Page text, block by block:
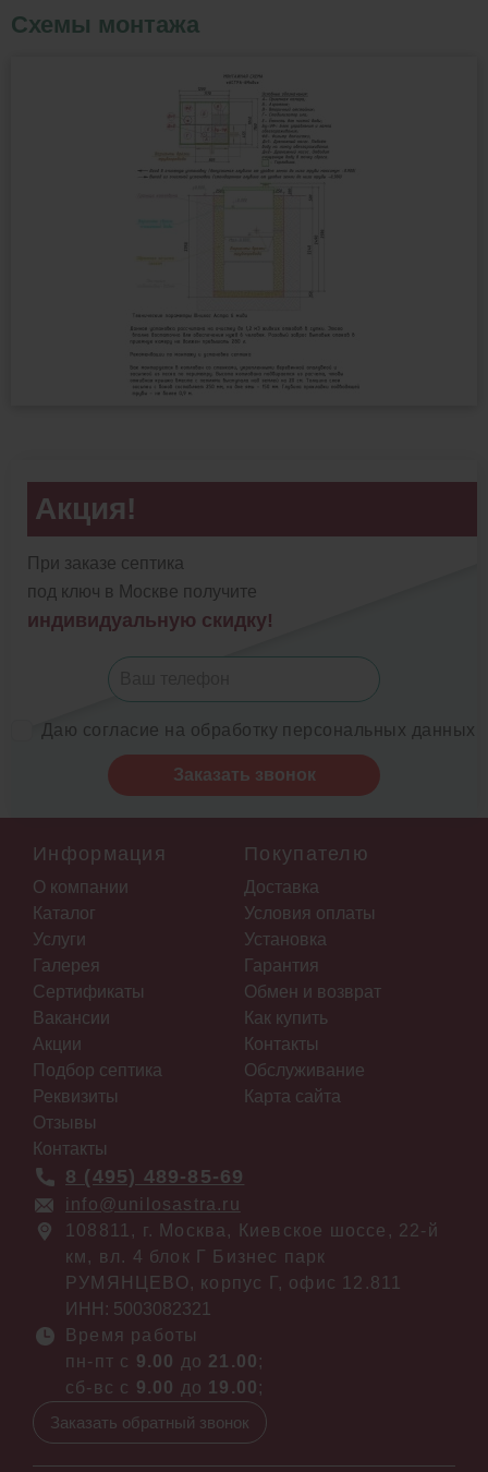
Схемы монтажа
Акция!
При заказе септика
под ключ в Москве получите
индивидуальную скидку!
Даю согласие на обработку персональных данных
Заказать звонок
Информация
О компании
Каталог
Услуги
Галерея
Сертификаты
Вакансии
Акции
Подбор септика
Реквизиты
Отзывы
Контакты
Покупателю
Доставка
Условия оплаты
Установка
Гарантия
Обмен и возврат
Как купить
Контакты
Обслуживание
Карта сайта
8 (495) 489-85-69
info@unilosastra.ru
108811, г. Москва, Киевское шоссе, 22-й
км, вл. 4 блок Г Бизнес парк
РУМЯНЦЕВО, корпус Г, офис 12.811
ИНН: 5003082321
Время работы
пн-пт с 9.00 до 21.00 ;
сб-вс с 9.00 до 19.00 ;
Заказать обратный звонок